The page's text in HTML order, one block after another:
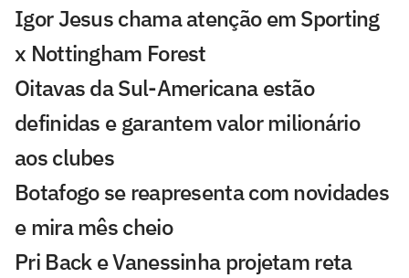
Igor Jesus chama atenção em Sporting
x Nottingham Forest
Oitavas da Sul-Americana estão
definidas e garantem valor milionário
aos clubes
Botafogo se reapresenta com novidades
e mira mês cheio
Pri Back e Vanessinha projetam reta